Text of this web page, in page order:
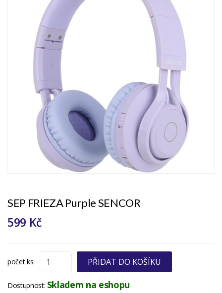
SEP FRIEZA Purple SENCOR
599 Kč
počet ks: PŘIDAT DO KOŠÍKU
Dostupnost: Skladem na eshopu